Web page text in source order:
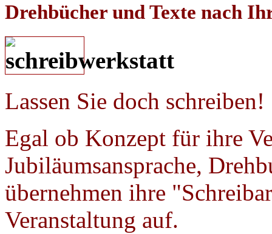
Drehbücher und Texte nach
Lassen Sie doch schreiben!
Egal ob Konzept für ihre
Jubiläumsansprache,
übernehmen ihre
Veranstaltung auf.